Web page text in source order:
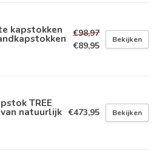
kapstokken
€98,97
€89,95
Bekijken
TREE
natuurlijk €473,95 Bekijken